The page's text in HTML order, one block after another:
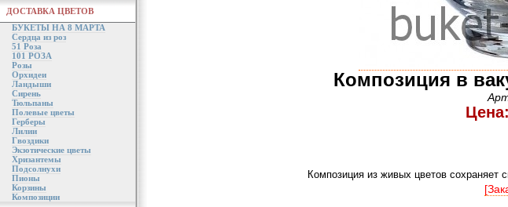
ДОСТАВКА ЦВЕТОВ
БУКЕТЫ НА 8 МАРТА
Сердца из роз
51 Роза
101 РОЗА
Розы
Орхидеи
Ландыши
Сирень
Тюльпаны
Полевые цветы
Герберы
Лилии
Гвоздики
Экзотические цветы
Хризантемы
Подсолнухи
Пионы
Корзины
Композиции
Композиция в
Композиция из живых цветов сохраняет